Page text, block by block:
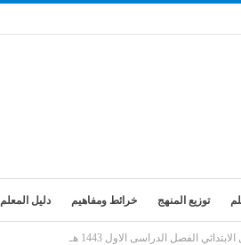
توزيع المنهج خرائط ومفاهيم دليل المعلم
الفصل الدراسى الاول 1443 هـ